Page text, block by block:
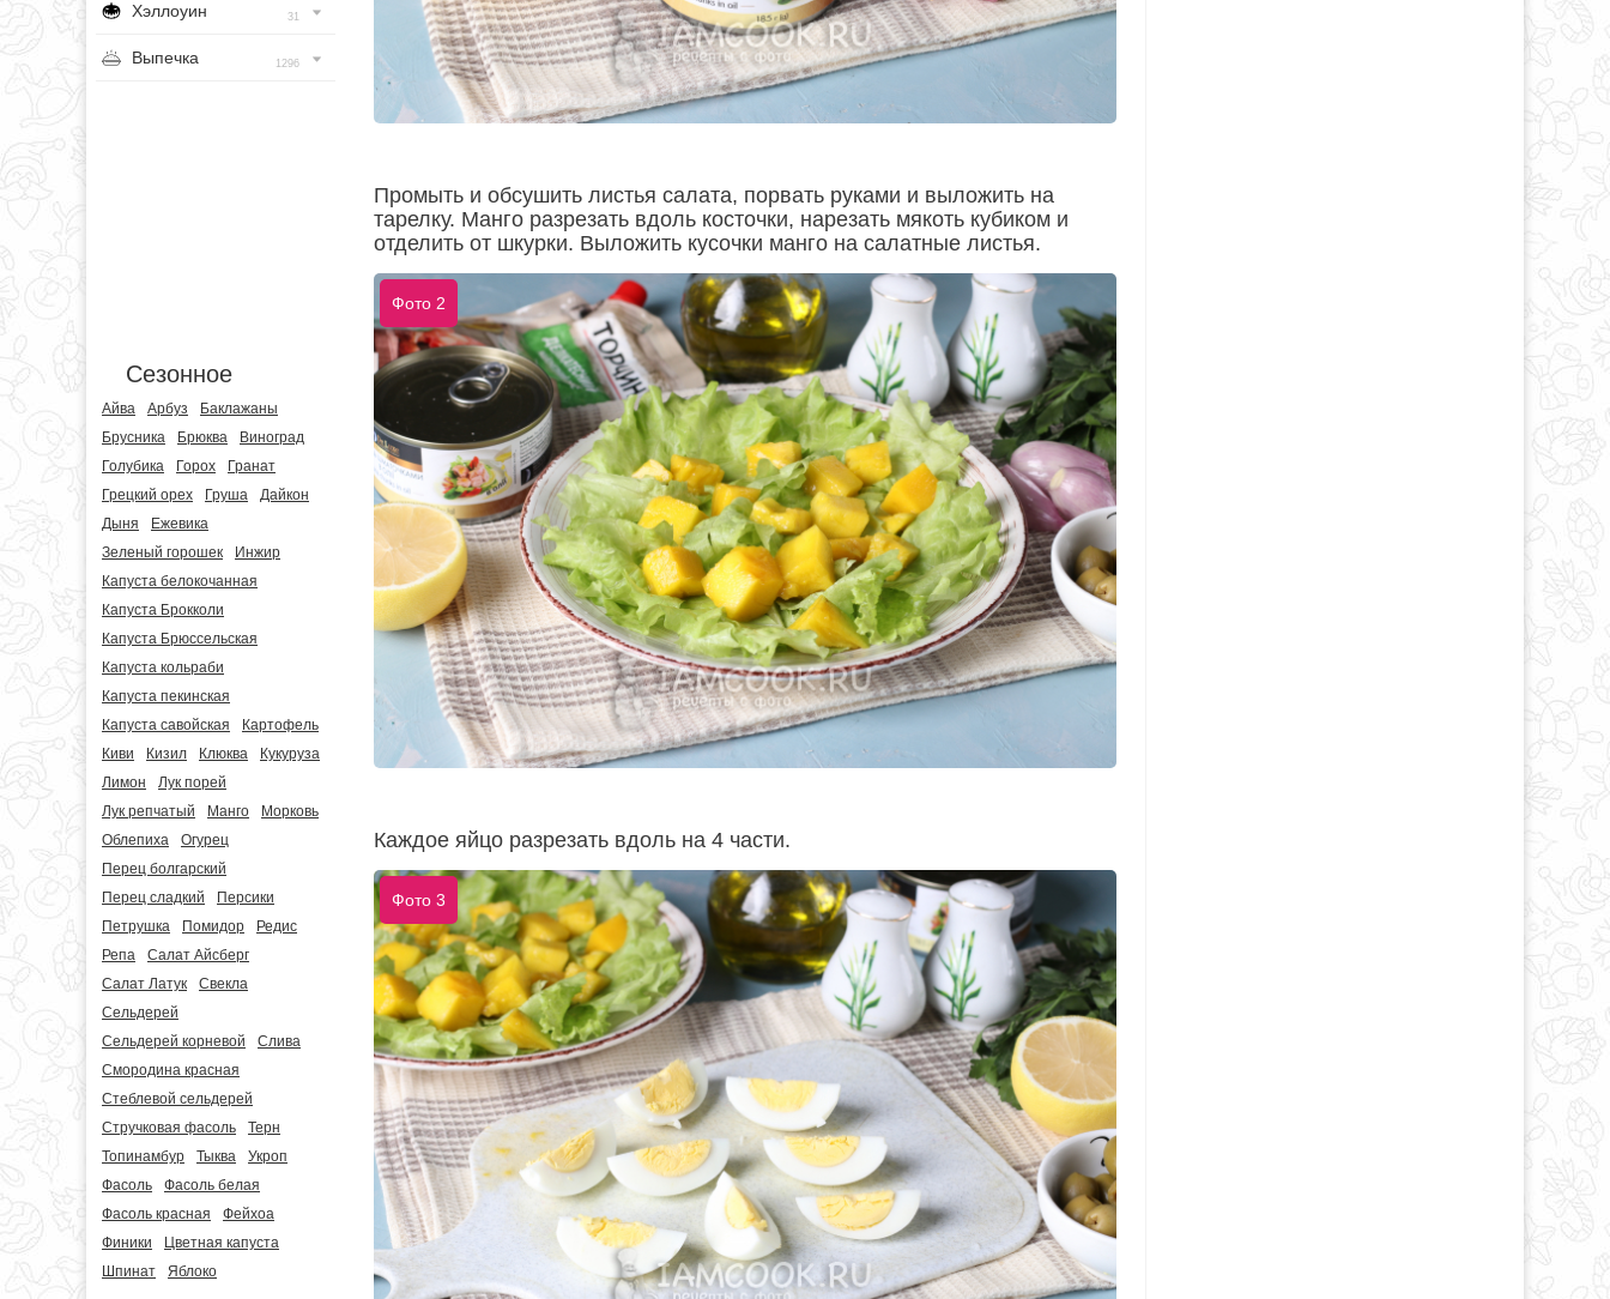
Хэллоуин 31
Выпечка 1296
Сезонное
Айва Арбуз
Баклажаны
Брусника
Брюква
Виноград
Голубика
Горох
Гранат
Грецкий орех
Груша
Дайкон
Дыня
Ежевика
Зеленый горошек
Инжир
Капуста белокочанная
Капуста Брокколи
Капуста Брюссельская
Капуста кольраби
Капуста пекинская
Капуста савойская
Картофель
Киви
Кизил Клюква
Кукуруза
Лимон
Лук порей
Лук репчатый
Манго
Морковь
Облепиха
Огурец
Перец болгарский
Перец сладкий
Персики
Петрушка
Помидор
Редис
Репа
Салат Айсберг
Салат Латук
Свекла
Сельдерей
Сельдерей корневой
Слива
Смородина красная
Стеблевой сельдерей
Стручковая фасоль
Терн
Топинамбур
Тыква
Укроп
Фасоль
Фасоль белая
Фасоль красная
Фейхоа
Финики
Цветная капуста
Шпинат
Яблоко
Промыть и обсушить листья салата, порвать руками и выложить на
тарелку. Манго разрезать вдоль косточки, нарезать мякоть кубиком и
отделить от шкурки. Выложить кусочки манго на салатные листья.
Фото 2
Каждое яйцо разрезать вдоль на 4 части.
Фото 3